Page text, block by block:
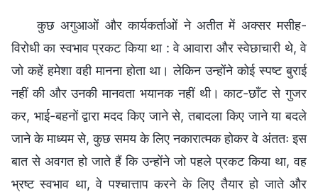
कुछ अगुआओं और कार्यकर्ताओं ने अतीत में अक्सर मसीह-
विरोधी का स्वभाव प्रकट किया था : वे आवारा और स्वेछाचारी थे, वे
जो कहें हमेशा वही मानना होता था। लेकिन उन्होंने कोई स्पष्ट बुराई
नहीं की और उनकी मानवता भयानक नहीं थी। काट-छाँट से गुजर
कर, भाई-बहनों द्वारा मदद किए जाने से, तबादला किए जाने या बदले
जाने के माध्यम से, कुछ समय के लिए नकारात्मक होकर वे अंततः इस
बात से अवगत हो जाते हैं कि उन्होंने जो पहले प्रकट किया था, वह
भ्रष्ट स्वभाव था, वे पश्चात्ताप करने के लिए तैयार हो जाते और